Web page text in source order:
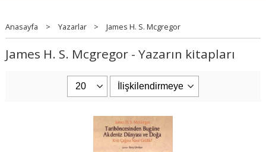
Anasayfa > Yazarlar > James H. S. Mcgregor
James H. S. Mcgregor - Yazarın kitapları